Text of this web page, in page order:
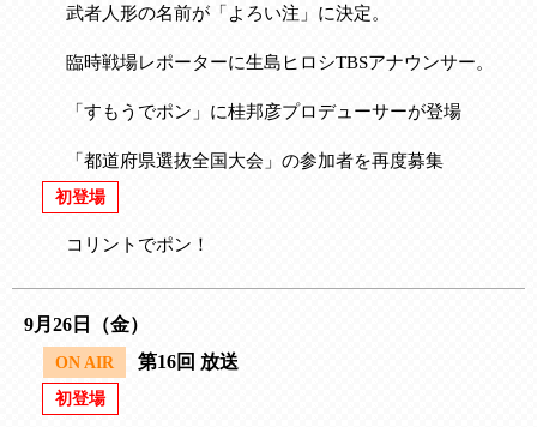
武者人形の名前が「よろい注」に決定。
臨時戦場レポーターに生島ヒロシTBSアナウンサー。
「すもうでポン」に桂邦彦プロデューサーが登場
「都道府県選抜全国大会」の参加者を再度募集
初登場
コリントでポン！
9月26日（金）
ON AIR 第16回 放送
初登場